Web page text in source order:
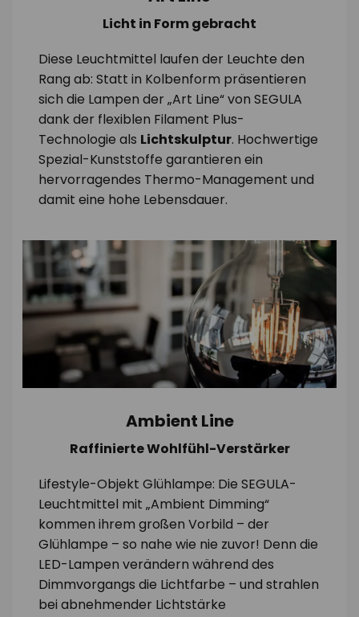
Licht in Form gebracht
Diese Leuchtmittel laufen der Leuchte den
Rang ab: Statt in Kolbenform präsentieren
sich die Lampen der „Art Line“ von SEGULA
dank der flexiblen Filament Plus-
Technologie als Lichtskulptur. Hochwertige
Spezial-Kunststoffe garantieren ein
hervorragendes Thermo-Management und
damit eine hohe Lebensdauer.
Ambient Line
Raffinierte Wohlfühl-Verstärker
Lifestyle-Objekt Glühlampe: Die SEGULA-
Leuchtmittel mit „Ambient Dimming“
kommen ihrem großen Vorbild – der
Glühlampe – so nahe wie nie zuvor! Denn die
LED-Lampen verändern während des
Dimmvorgangs die Lichtfarbe – und strahlen
bei abnehmender Lichtstärke